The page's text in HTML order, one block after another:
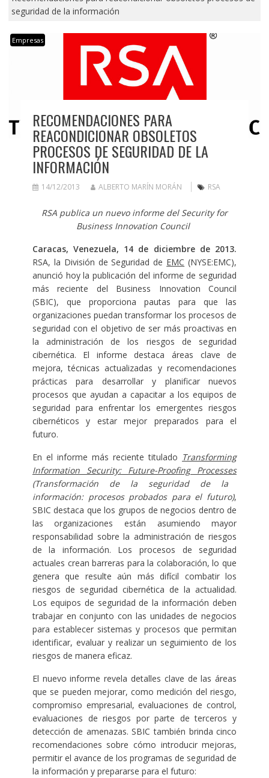
seguridad de la información
Empresas
RECOMENDACIONES PARA
REACONDICIONAR OBSOLETOS
PROCESOS DE SEGURIDAD DE LA
INFORMACIÓN
14/12/2013 ALBERTO MARÍN MORÁN RSA
RSA publica un nuevo informe del Security for
Business Innovation Council
Caracas, Venezuela, 14 de diciembre de 2013.
RSA, la División de Seguridad de EMC (NYSE:EMC),
anunció hoy la publicación del informe de seguridad
más reciente del Business Innovation Council
(SBIC), que proporciona pautas para que las
organizaciones puedan transformar los procesos de
seguridad con el objetivo de ser más proactivas en
la administración de los riesgos de seguridad
cibernética. El informe destaca áreas clave de
mejora, técnicas actualizadas y recomendaciones
prácticas para desarrollar y planificar nuevos
procesos que ayudan a capacitar a los equipos de
seguridad para enfrentar los emergentes riesgos
cibernéticos y estar mejor preparados para el
futuro.
En el informe más reciente titulado Transforming
Information Security: Future-Proofing Processes
(Transformación de la seguridad de la
información: procesos probados para el futuro),
SBIC destaca que los grupos de negocios dentro de
las organizaciones están asumiendo mayor
responsabilidad sobre la administración de riesgos
de la información. Los procesos de seguridad
actuales crean barreras para la colaboración, lo que
genera que resulte aún más difícil combatir los
riesgos de seguridad cibernética de la actualidad.
Los equipos de seguridad de la información deben
trabajar en conjunto con las unidades de negocios
para establecer sistemas y procesos que permitan
identificar, evaluar y realizar un seguimiento de los
riesgos de manera eficaz.
El nuevo informe revela detalles clave de las áreas
que se pueden mejorar, como medición del riesgo,
compromiso empresarial, evaluaciones de control,
evaluaciones de riesgos por parte de terceros y
detección de amenazas. SBIC también brinda cinco
recomendaciones sobre cómo introducir mejoras,
permitir el avance de los programas de seguridad de
la información y prepararse para el futuro: